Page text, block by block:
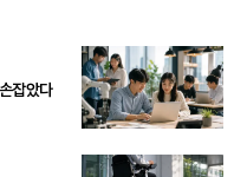
잡았다